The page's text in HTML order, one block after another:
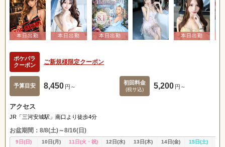
ポケパラ
クーポン
ご新規様限定クーポン
予算目安 8,450 円～
初回料金
(税サ込) 5,200 円～
アクセス
JR「三河安城駅」南口より徒歩4分
お盆期間：8/8(土)～8/16(日)
9日(日) 10日(月) 11日(火・祝) 12日(水) 13日(木) 14日(金) 15日(土)